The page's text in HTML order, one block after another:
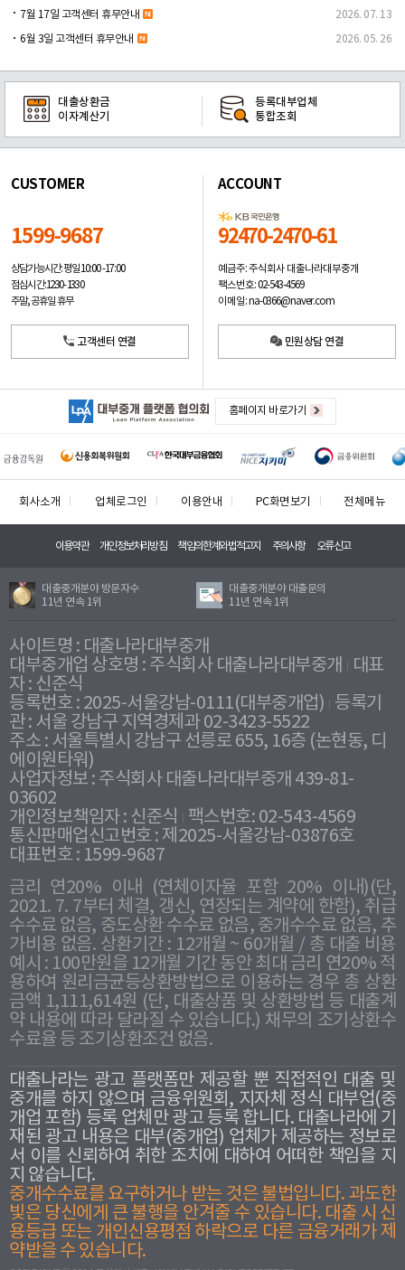
7월 17일 고객센터 휴무안내 2026. 07. 13
6월 3일 고객센터 휴무안내 2026. 05. 26
대출상환금
이자계산기
등록대부업체
통합조회
CUSTOMER
1599-9687
상담가능시간: 평일10:00 -17:00
점심시간: 12:30 - 13:30
주말, 공휴일 휴무
고객센터 연결
ACCOUNT
92470-2470-61
예금주: 주식회사 대출나라대부중개
팩스번호: 02-543-4569
이메일: na-0366@naver.com
민원상담 연결
홈페이지 바로가기
회사소개 업체로그인 이용안내 PC화면보기 전체메뉴
이용약관 개인정보처리방침 책임의한계와법적고지 주의사항 오류신고
대출중개분야 방문자수
11년 연속 1위
대출중개분야 대출문의
11년 연속 1위
사이트명 : 대출나라대부중개
대부중개업 상호명 : 주식회사 대출나라대부중개
대표
자 : 신준식
등록번호 : 2025-서울강남-0111(대부중개업) 등록기
관 : 서울 강남구 지역경제과 02-3423-5522
주소 : 서울특별시 강남구 선릉로 655, 16층 (논현동, 디
에이원타워)
사업자정보 : 주식회사 대출나라대부중개 439-81-
03602
개인정보책임자 : 신준식
팩스번호: 02-543-4569
통신판매업신고번호 : 제2025-서울강남-03876호
대표번호 : 1599-9687
금리 연20% 이내 (연체이자율 포함 20% 이내)(단,
2021. 7. 7부터 체결, 갱신, 연장되는 계약에 한함), 취급
수수료 없음, 중도상환 수수료 없음, 중개수수료 없음, 추
가비용 없음. 상환기간 : 12개월 ~ 60개월 / 총 대출 비용
예시 : 100만원을 12개월 기간 동안 최대 금리 연20% 적
용하여 원리금균등상환방법으로 이용하는 경우 총 상환
금액 1,111,614원 (단, 대출상품 및 상환방법 등 대출계
약 내용에 따라 달라질 수 있습니다.) 채무의 조기상환수
수료율 등 조기상환조건 없음.
대출나라는 광고 플랫폼만 제공할 뿐 직접적인 대출 및
중개를 하지 않으며 금융위원회, 지자체 정식 대부업(중
개업 포함) 등록 업체만 광고 등록 합니다. 대출나라에 기
재된 광고 내용은 대부(중개업) 업체가 제공하는 정보로
서 이를 신뢰하여 취한 조치에 대하여 어떠한 책임을 지
지 않습니다.
중개수수료를 요구하거나 받는 것은 불법입니다. 과도한
빛은 당신에게 큰 불행을 안겨줄 수 있습니다. 대출 시 신
용등급 또는 개인신용평점 하락으로 다른 금융거래가 제
약받을 수 있습니다.